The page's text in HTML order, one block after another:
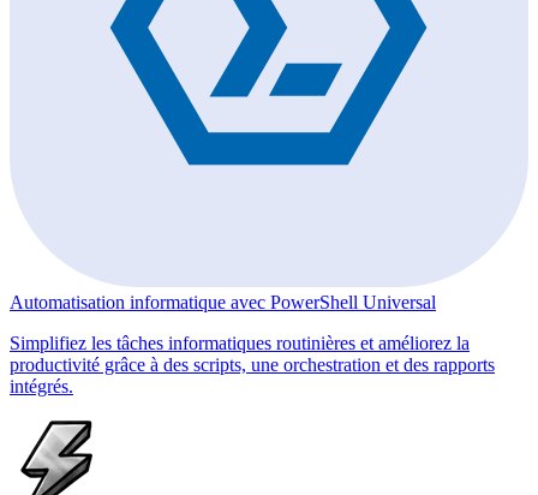
Automatisation informatique avec PowerShell Universal
Simplifiez les tâches informatiques routinières et améliorez la
productivité grâce à des scripts, une orchestration et des rapports
intégrés.